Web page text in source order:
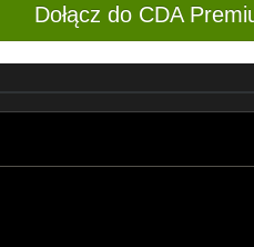
Dołącz do CDA